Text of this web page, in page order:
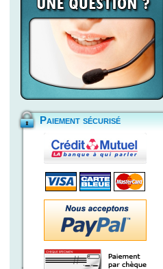
Paiement sécurisé